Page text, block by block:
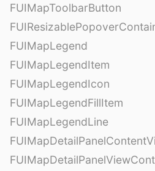
FUIMapToolbarButton
FUIMapLegend
FUIMapLegendItem
FUIMapLegendIcon
FUIMapLegendFillItem
FUIMapLegendLine